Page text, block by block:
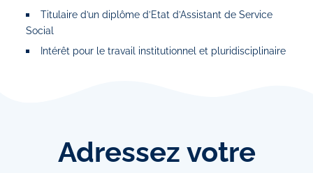
Titulaire d’un diplôme d’Etat d’Assistant de Service
Social
Intérêt pour le travail institutionnel et pluridisciplinaire
Adressez votre